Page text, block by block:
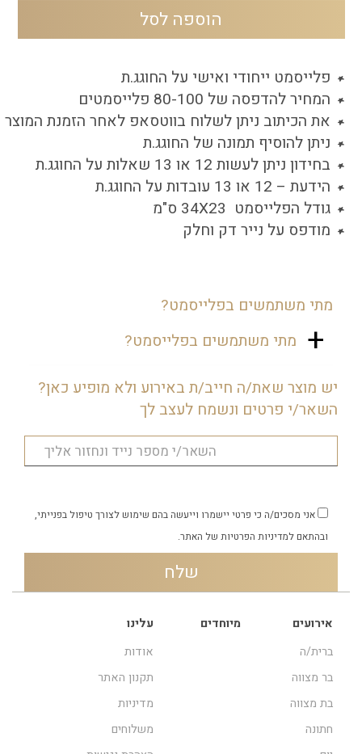
הוספה לסל
פלייסמט ייחודי ואישי על החוגג.ת
המחיר להדפסה של 80-100 פלייסמטים
את הכיתוב ניתן לשלוח בווטסאפ לאחר הזמנת המוצר
ניתן להוסיף תמונה של החוגג.ת
בחידון ניתן לעשות 12 או 13 שאלות על החוגג.ת
הידעת – 12 או 13 עובדות על החוגג.ת
גודל הפלייסמט 34X23 ס"מ
מודפס על נייר דק וחלק
מתי משתמשים בפלייסמט?
מתי משתמשים בפלייסמט?
צלחת באירוע, או בשבת באחת
הארוחות. הפלייסמט מוסיף כיף ושמחה
באירוע. ניתן לשחק את החידון עם
המשתתפים. או להקריא את העובדות. זו
החוגגים את הרגע המיוחד שלהם.
יש מוצר שאת/ה חייב/ת באירוע ולא מופיע כאן?
השאר/י פרטים ונשמח לעצב לך
אני מסכים/ה כי פרטי יישמרו וייעשה בהם שימוש לצורך טיפול בפנייתי,
ובהתאם למדיניות הפרטיות של האתר.
אירועים
ברית/ה
בר מצווה
בת מצווה
חתונה
מיוחדים
עלינו
אודות
תקנון האתר
מדיניות
משלוחים